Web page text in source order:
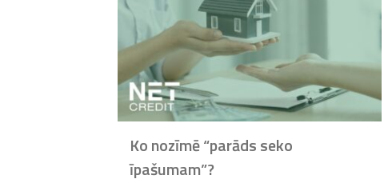
Ko nozīmē “parāds seko
īpašumam”?